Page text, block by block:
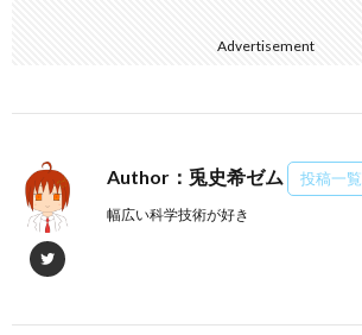
Advertisement
Author：兎史希ゼム 投稿一覧
幅広い科学技術が好き